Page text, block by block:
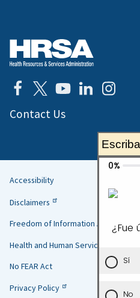
Contact Us
Helpful
Links
Accessibility
Disclaimers
Freedom of Information Act
Health and Human Services
No FEAR Act
Privacy Policy